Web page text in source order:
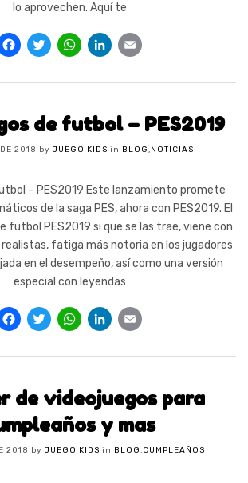
lo aprovechen. Aquí te
Facebook
Twitter
WhatsApp
LinkedIn
de futbol – PES2019
2018 by JUEGO KIDS in BLOG, NOTICIAS
– PES2019 Este lanzamiento promete
de la saga PES, ahora con PES2019. El
futbol PES2019 si que se las trae, viene con
fatiga más notoria en los jugadores
en el desempeño, así como una versión
especial con leyendas
Facebook
Twitter
WhatsApp
LinkedIn
de videojuegos para
y mas
2018 by JUEGO KIDS in BLOG,CUMPLEAÑOS